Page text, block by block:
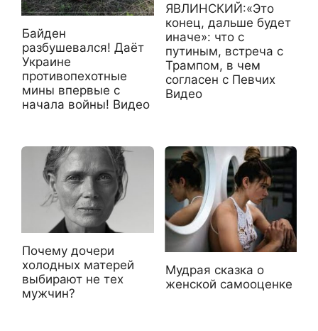
Байден
разбушевался! Даёт
Украине
противопехотные
мины впервые с
начала войны! Видео
ЯВЛИНСКИЙ:«Это
конец, дальше будет
иначе»: что с
путиным, встреча с
Трампом, в чем
согласен с Певчих
Видео
Почему дочери
холодных матерей
выбирают не тех
мужчин?
Мудрая сказка о
женской самооценке